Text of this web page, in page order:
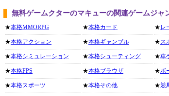
無料ゲームクターのマキューの関連ゲームジャ
★本格MMORPG
★本格アクション
★本格シミュレーション
★本格FPS
★本格スポーツ
★本格カード
★本格ギャンブル
★本格シューティング
★本格ブラウザ
★本格その他
★レ
★ス
★車
★ボ
★競